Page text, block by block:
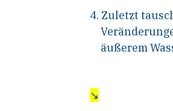
4. Zuletzt
äußerem
↘